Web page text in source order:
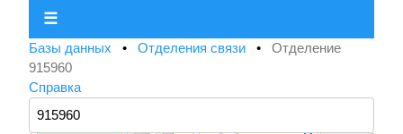
☰
Базы данных • Отделения связи • Отделение
915960
Справка